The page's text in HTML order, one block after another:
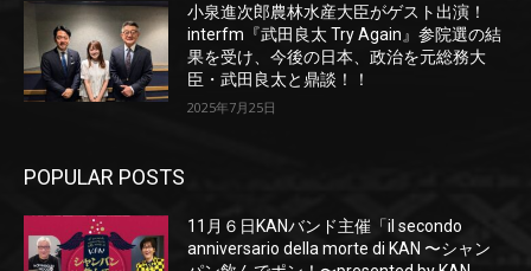
小泉進次郎農林水産大臣がゲスト出演！
interfm『武田良太 Try Again』参院選の結
果を受け、今後の日本、政治を元総務大
臣・武田良太と鼎談！！
2025年7月25日
POPULAR POSTS
11月６日KANバンド主催「il secondo
anniversario della morte di KAN 〜シャン